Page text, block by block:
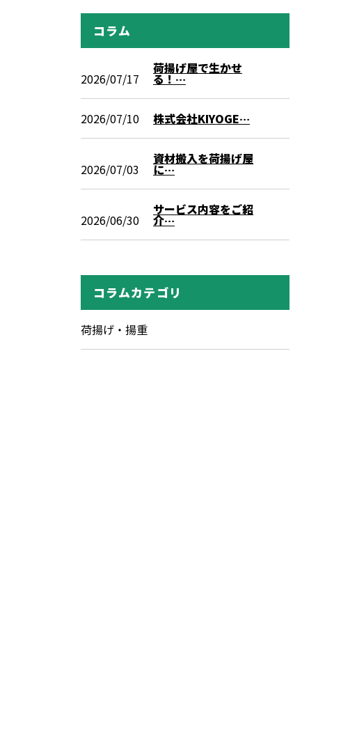
コラム
2026/07/17
荷揚げ屋で生かせ
る！…
2026/07/10 株式会社KIYOGE…
2026/07/03
資材搬入を荷揚げ屋
に…
2026/06/30
サービス内容をご紹
介…
コラムカテゴリ
荷揚げ・揚重